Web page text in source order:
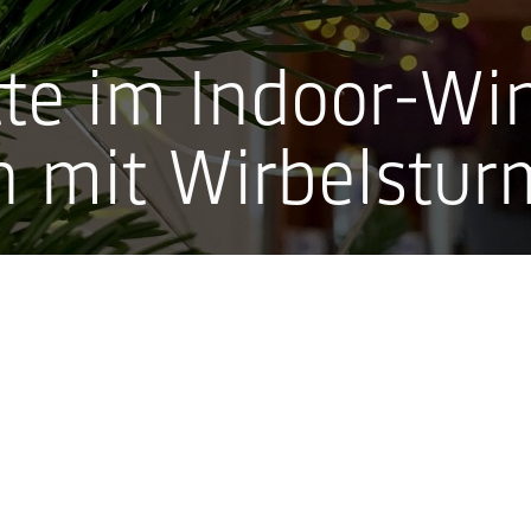
Concerts Festivals All
im Indoor-
mit